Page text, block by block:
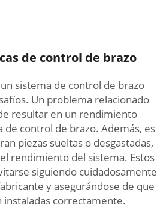
de control de brazo
sistema de control de brazo
Un problema relacionado
resultar en un rendimiento
control de brazo. Además, es
piezas sueltas o desgastadas,
rendimiento del sistema. Estos
siguiendo cuidadosamente
y asegurándose de que
instaladas correctamente.